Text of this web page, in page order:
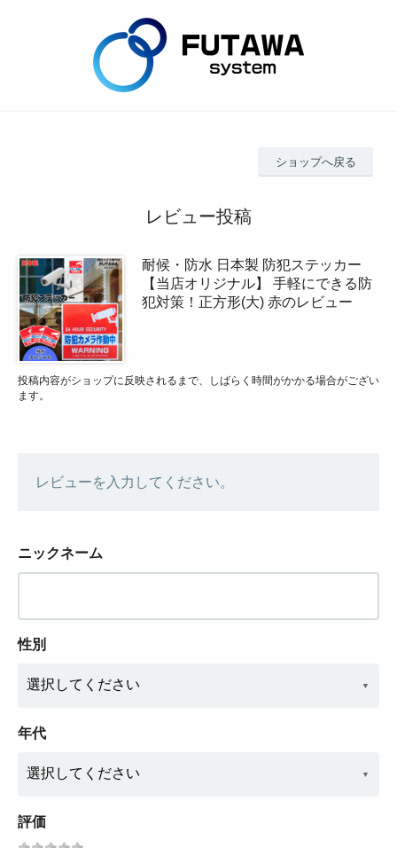
ショップへ戻る
レビュー投稿
耐候・防水 日本製 防犯ステッカー
【当店オリジナル】 手軽にできる防
犯対策！正方形(大) 赤のレビュー
投稿内容がショップに反映されるまで、しばらく時間がかかる場合がござい
ます。
レビューを入力してください。
ニックネーム
性別
年代
評価